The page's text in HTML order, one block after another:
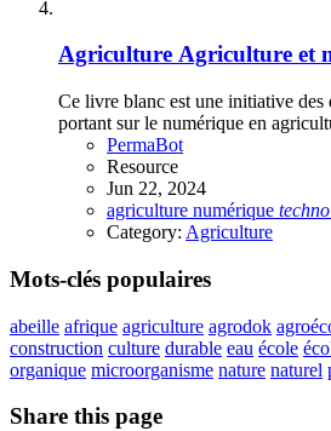
Agriculture Agriculture et
Ce livre blanc est une initiative des
portant sur le numérique en
PermaBot
Resource
Jun 22, 2024
agriculture numérique
Category: Agriculture
Mots-clés populaires
abeille afrique agriculture agrodok
construction culture durable eau école
organique microorganisme nature naturel
Share this page